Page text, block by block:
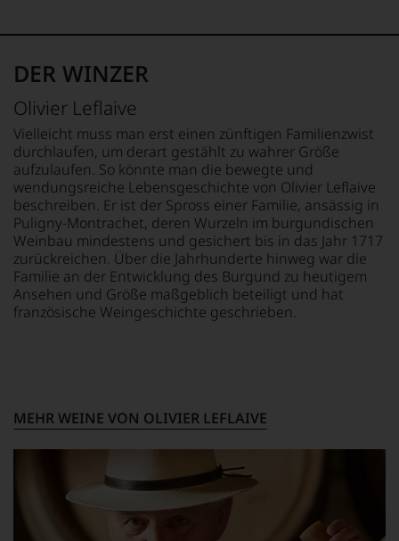
Medaillen
Weinjournalisten
Fachpublikationen
unseren
Aussendungen
oder
in
unserem
Webshop,
um
zu
unterstreichen,
auf
welch
bewegt.
Das
aber
REBSORTEN
10 °C
FLASCHENGRÖSSE
DER WINZER
Olivier Leflaive
Vielleicht muss man erst einen zünftigen Familienzwist
durchlaufen, um derart gestählt zu wahrer Größe
aufzulaufen. So könnte man die bewegte und
wendungsreiche Lebensgeschichte von Olivier Leflaive
beschreiben. Er ist der Spross einer Familie, ansässig in
Puligny-Montrachet, deren Wurzeln im burgundischen
Weinbau mindestens und gesichert bis in das Jahr 1717
zurückreichen. Über die Jahrhunderte hinweg war die
Familie an der Entwicklung des Burgund zu heutigem
Ansehen und Größe maßgeblich beteiligt und hat
französische Weingeschichte geschrieben.
MEHR WEINE VON OLIVIER LEFLAIVE